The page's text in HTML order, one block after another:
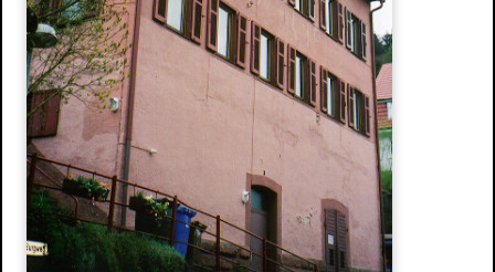
Produkte
Stuckgesims
Stuckleisten
Stuck-Rosetten
Natursteine
Referenzen
Altbausanierung
Hausnummern
Design